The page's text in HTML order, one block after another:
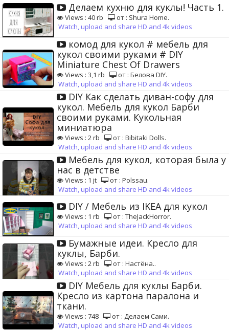
Делаем кухню для куклы! Часть 1.
Views : 40 rb
от : Shura Home.
Watch, upload and share HD and 4k videos
комод для кукол # мебель для
кукол своими руками # DIY
Miniature Chest Of Drawers
Views : 3,1 rb
от : Белова DIY.
Watch, upload and share HD and 4k videos
DIY Как сделать диван-софу для
кукол. Мебель для кукол Барби
своими руками. Кукольная
миниатюра
Views : 2 rb
от : Bibitaki Dolls.
Watch, upload and share HD and 4k videos
Мебель для кукол, которая была у
нас в детстве
Views : 1 jt
от : Polssau.
Watch, upload and share HD and 4k videos
DIY / Мебель из IKEA для кукол
Views : 1 rb
от : TheJackHorror.
Watch, upload and share HD and 4k videos
Бумажные идеи. Кресло для
куклы, Барби.
Views : 2 rb
от : Настёна..
Watch, upload and share HD and 4k videos
DIY Мебель для куклы Барби.
Кресло из картона паралона и
ткани.
Views : 748
от : Делаем Сами.
Watch, upload and share HD and 4k videos